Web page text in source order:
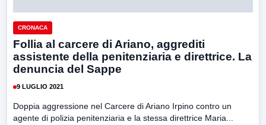
CRONACA
Follia al carcere di Ariano, aggrediti
assistente della penitenziaria e direttrice. La
denuncia del Sappe
9 LUGLIO 2021
Doppia aggressione nel Carcere di Ariano Irpino contro un
agente di polizia penitenziaria e la stessa direttrice Maria...